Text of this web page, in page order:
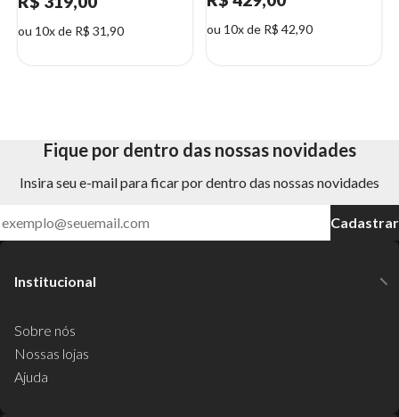
ou 10x de R$ 31,90 ou 10x de R$ 42,90
Fique por dentro das nossas novidades
Insira seu e-mail para ficar por dentro das nossas novidades
Cadastrar
Institucional
Sobre nós
Nossas lojas
Ajuda